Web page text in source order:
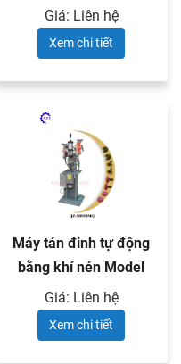
968MS
Giá: Liên hệ
Xem chi tiết
Máy tán đinh tự động
bằng khí nén Model
JZ-989MMQ
Giá: Liên hệ
Xem chi tiết